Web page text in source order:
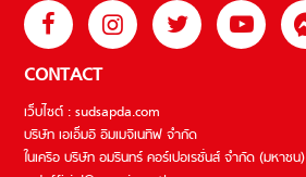
CONTACT
เว็บไซต์ : sudsapda.com
บริษัท เอเอ็มอี อิมเมจิเนทีฟ จำกัด
ในเครือ บริษัท อมรินทร์ คอร์เปอเรชั่นส์ จำกัด (มหาชน)